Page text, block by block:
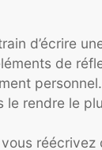
d’écrire
de
personnel.
le rendre le
réécrivez